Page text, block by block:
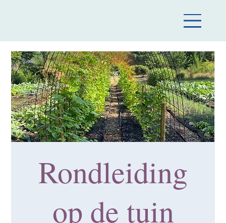
Rondleiding
op de tuin